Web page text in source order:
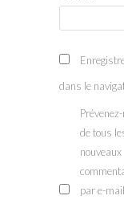
dans le
de tous
nouveaux
par e-mail.